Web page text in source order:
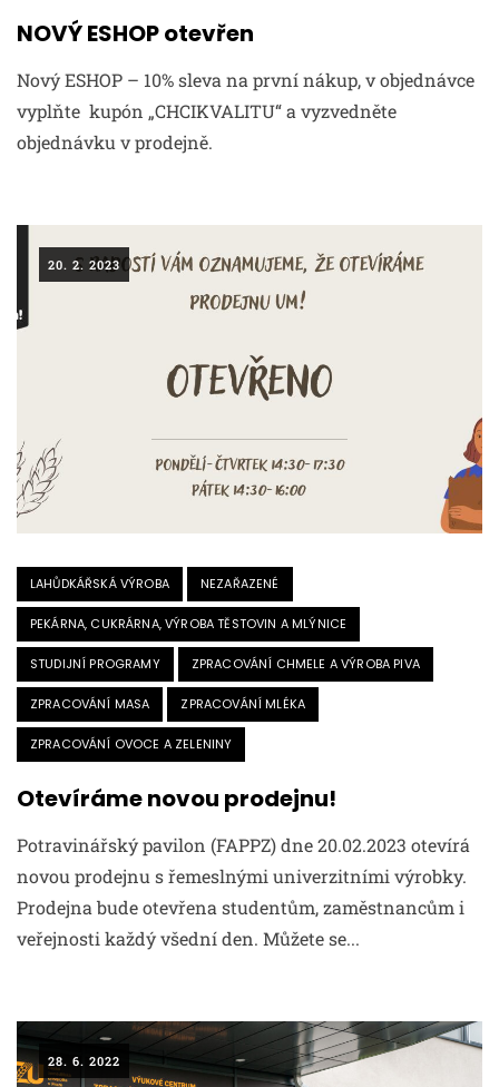
NOVÝ ESHOP otevřen
Nový ESHOP – 10% sleva na první nákup, v objednávce
vyplňte kupón „CHCIKVALITU“ a vyzvedněte
objednávku v prodejně.
20. 2. 2023
LAHŮDKÁŘSKÁ VÝROBA NEZAŘAZENÉ
PEKÁRNA, CUKRÁRNA, VÝROBA TĚSTOVIN A MLÝNICE
STUDIJNÍ PROGRAMY ZPRACOVÁNÍ CHMELE A VÝROBA PIVA
ZPRACOVÁNÍ MASA ZPRACOVÁNÍ MLÉKA
ZPRACOVÁNÍ OVOCE A ZELENINY
Otevíráme novou prodejnu!
Potravinářský pavilon (FAPPZ) dne 20.02.2023 otevírá
novou prodejnu s řemeslnými univerzitními výrobky.
Prodejna bude otevřena studentům, zaměstnancům i
veřejnosti každý všední den. Můžete se...
28. 6. 2022